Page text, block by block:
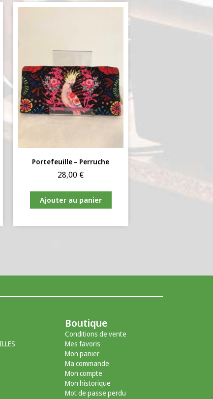
Portefeuille – Perruche
28,00 €
Ajouter au panier
Boutique
Conditions de vente
Mes favoris
Mon panier
Ma commande
Mon compte
Mon historique
Mot de passe perdu